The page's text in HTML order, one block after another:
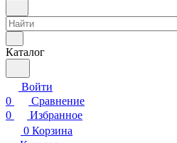
Каталог
Войти
0
Сравнение
0
Избранное
0 Корзина